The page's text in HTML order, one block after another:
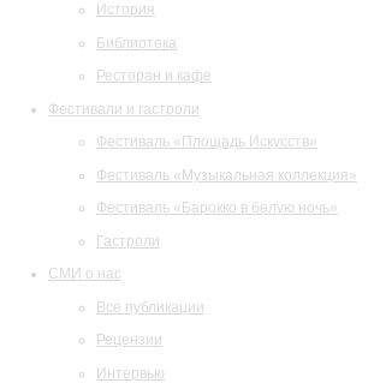
История
Библиотека
Ресторан и кафе
Фестивали и гастроли
Фестиваль «Площадь Искусств»
Фестиваль «Музыкальная коллекция»
Фестиваль «Барокко в белую ночь»
Гастроли
СМИ о нас
Все публикации
Рецензии
Интервью